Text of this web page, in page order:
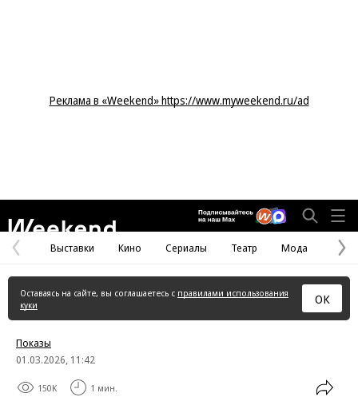
Реклама в «Weekend» https://www.myweekend.ru/ad
Предыдущая
страница
Выставки Кино Сериалы Театр Мода
Оставаясь на сайте, вы соглашаетесь с правилами использования
куки
ОК
Показы
01.03.2026, 11:42
150K 1 мин.